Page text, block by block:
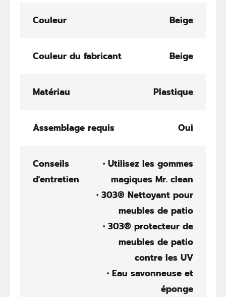
Couleur Beige
Couleur du fabricant Beige
Matériau Plastique
Assemblage requis Oui
Conseils
d'entretien
• Utilisez les gommes
magiques Mr. clean
• 303® Nettoyant pour
meubles de patio
• 303® protecteur de
meubles de patio
contre les UV
• Eau savonneuse et
éponge